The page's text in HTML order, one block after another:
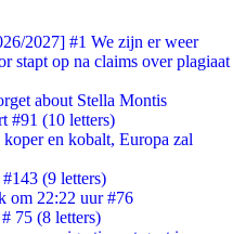
2027] #1 We zijn er weer
stapt op na claims over plagiaat
about Stella Montis
#91 (10 letters)
en kobalt, Europa zal
(9 letters)
om 22:22 uur #76
75 (8 letters)